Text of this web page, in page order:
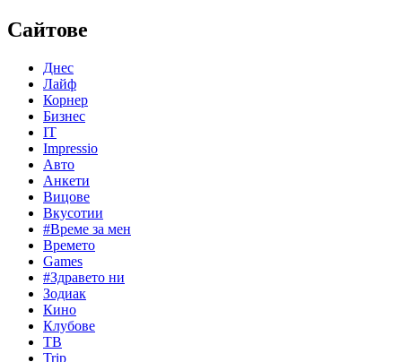
Сайтове
Днес
Лайф
Корнер
Бизнес
IT
Impressio
Авто
Анкети
Вицове
Вкусотии
#Време за мен
Времето
Games
#Здравето ни
Зодиак
Кино
Клубове
ТВ
Trip